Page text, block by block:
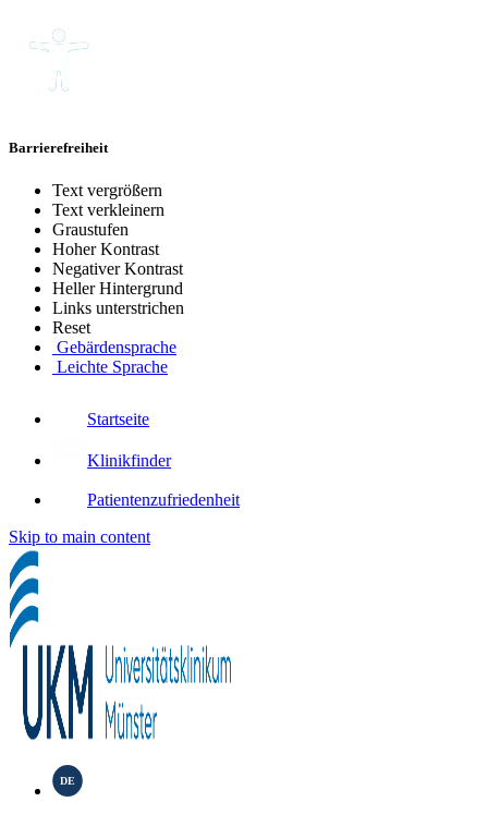
Barrierefreiheit
Text vergrößern
Text verkleinern
Graustufen
Hoher Kontrast
Negativer Kontrast
Heller Hintergrund
Links unterstrichen
Reset
Gebärdensprache
Leichte Sprache
Startseite
Klinikfinder
Patientenzufriedenheit
Skip to main content
DE